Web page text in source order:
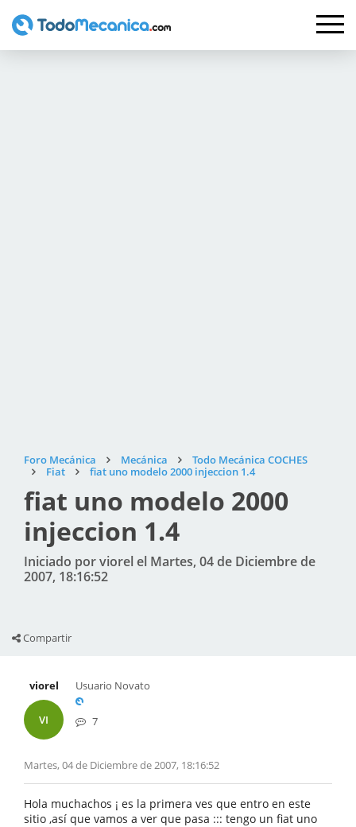
Foro Mecánica Mecánica
Todo Mecánica COCHES
Fiat
fiat uno modelo 2000 injeccion 1.4
fiat uno modelo 2000
injeccion 1.4
Iniciado por viorel el Martes, 04 de Diciembre de
2007, 18:16:52
Compartir
viorel
VI
Usuario Novato
7
Martes, 04 de Diciembre de 2007, 18:16:52
Hola muchachos ¡ es la primera ves que entro en este
sitio ,así que vamos a ver que pasa ::: tengo un fiat uno